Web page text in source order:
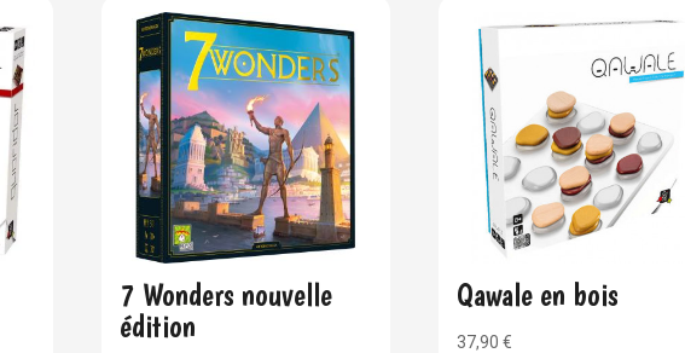
7 Wonders nouvelle
édition
Qawale en bois
37,90€